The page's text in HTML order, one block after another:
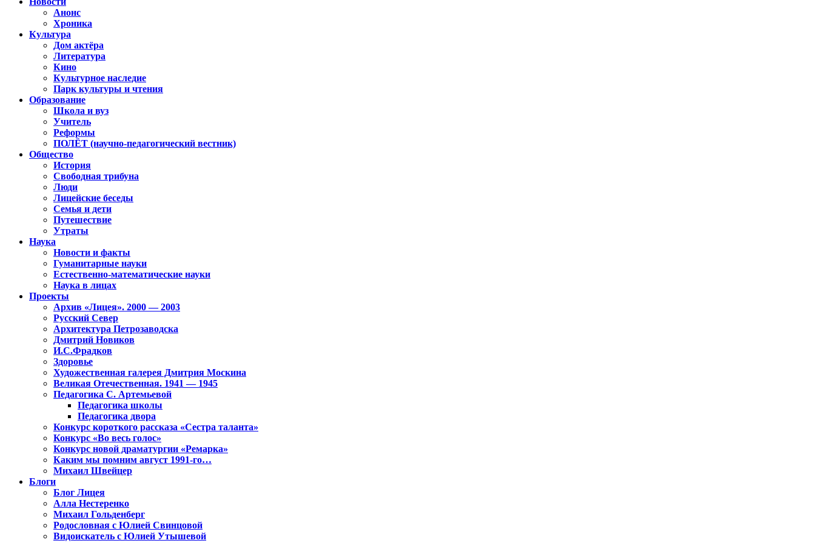
Анонс
Хроника
Культура
Дом актёра
Литература
Кино
Культурное наследие
Парк культуры и чтения
Образование
Школа и вуз
Учитель
Реформы
ПОЛЁТ (научно-педагогический вестник)
Общество
История
Свободная трибуна
Люди
Лицейские беседы
Семья и дети
Путешествие
Утраты
Наука
Новости и факты
Гуманитарные науки
Естественно-математические науки
Наука в лицах
Проекты
Архив «Лицея». 2000 — 2003
Русский Север
Архитектура Петрозаводска
Дмитрий Новиков
И.С.Фрадков
Здоровье
Художественная галерея Дмитрия Москина
Великая Отечественная. 1941 — 1945
Педагогика С. Артемьевой
Педагогика школы
Педагогика двора
Конкурс короткого рассказа «Сестра таланта»
Конкурс «Во весь голос»
Конкурс новой драматургии «Ремарка»
Каким мы помним август 1991-го…
Михаил Швейцер
Блоги
Блог Лицея
Алла Нестеренко
Михаил Гольденберг
Родословная с Юлией Свинцовой
Видоискатель с Юлией Утышевой